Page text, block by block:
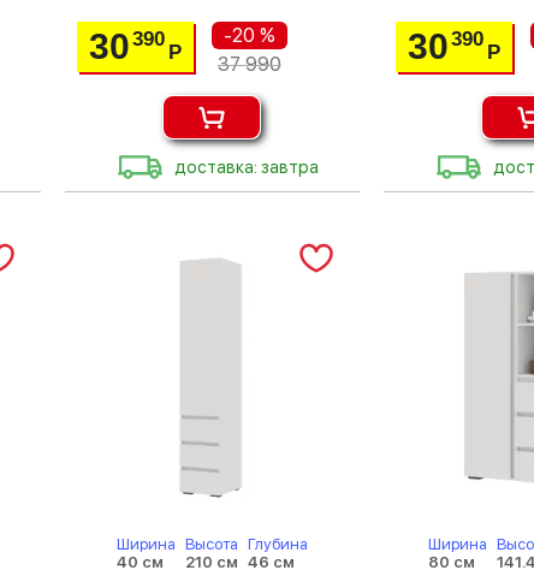
30390
Р
-20 %
37 990
доставка: завтра
30390
Р
Ширина
40 см
Высота
210 см
Глубина
46 см
Ширина
80 см